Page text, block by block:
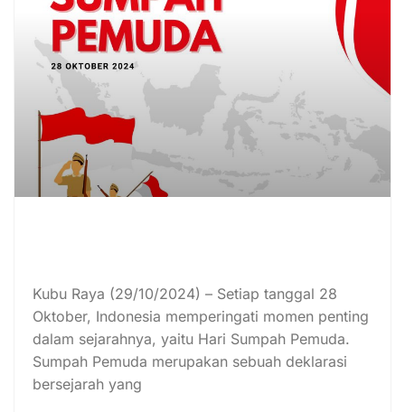
Kubu Raya (29/10/2024) – Setiap tanggal 28
Oktober, Indonesia memperingati momen penting
dalam sejarahnya, yaitu Hari Sumpah Pemuda.
Sumpah Pemuda merupakan sebuah deklarasi
bersejarah yang